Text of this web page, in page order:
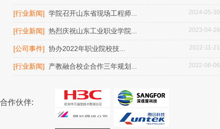
[行业新闻] 学院召开山东省现场工程师... 2024-05-30
[行业新闻] 热烈庆祝山东工业职业学院... 2023-04-26
[公司事件] 协办2022年职业院校技... 2022-11-21
[行业新闻] 产教融合校企合作三年规划... 2022-06-06
合作伙伴: